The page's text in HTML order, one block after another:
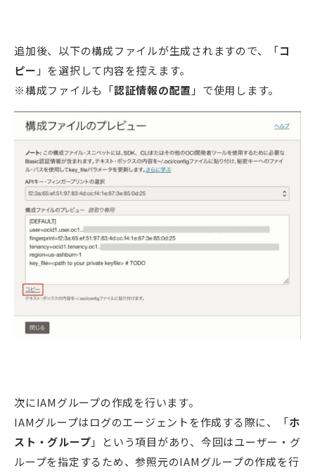
追加後、以下の構成ファイルが生成されますので、「コ
ピー 」を選択して内容を控えます。
※構成ファイルも「認証情報の配置 」で使用します。
次にIAMグループの作成を行います。
IAMグループはログのエージェントを作成する際に、「ホ
スト・グループ」という項目があり、今回はユーザー・グ
ループを指定するため、参照元のIAMグループの作成を行